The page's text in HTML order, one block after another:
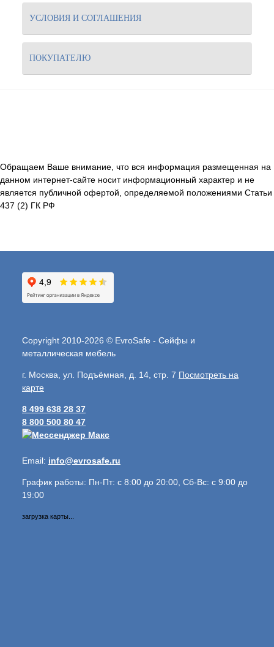
УСЛОВИЯ И СОГЛАШЕНИЯ
ПОКУПАТЕЛЮ
Обращаем Ваше внимание, что вся информация размещенная на
данном интернет-сайте носит информационный характер и не
является публичной офертой, определяемой положениями Статьи
437 (2) ГК РФ
Copyright 2010-2026 © EvroSafe - Сейфы и
металлическая мебель
г. Москва, ул. Подъёмная, д. 14, стр. 7 Посмотреть на
карте
8 499 638 28 37
8 800 500 80 47
Email: info@evrosafe.ru
График работы: Пн-Пт: с 8:00 до 20:00, Сб-Вс: с 9:00 до
19:00
загрузка карты...